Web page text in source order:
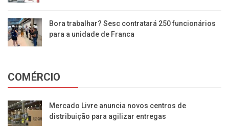
Bora trabalhar? Sesc contratará 250 funcionários
para a unidade de Franca
COMÉRCIO
Mercado Livre anuncia novos centros de
distribuição para agilizar entregas